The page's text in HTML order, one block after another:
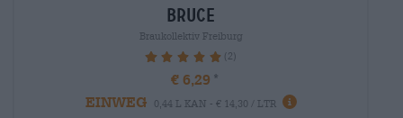
bruce
Braukollektiv Freiburg
100% (2)
€ 6,29
EINWEG
0,44 L KAN - € 14,30 / LTR